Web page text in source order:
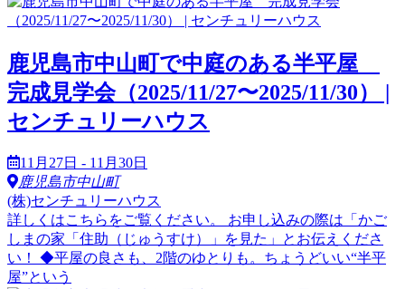
鹿児島市中山町で中庭のある半平屋
完成見学会（2025/11/27〜2025/11/30） |
センチュリーハウス
11月27日 - 11月30日
鹿児島市中山町
(株)センチュリーハウス
詳しくはこちらをご覧ください。 お申し込みの際は「かご
しまの家「住助（じゅうすけ）」を見た」とお伝えくださ
い！ ◆平屋の良さも、2階のゆとりも。ちょうどいい“半平
屋”という